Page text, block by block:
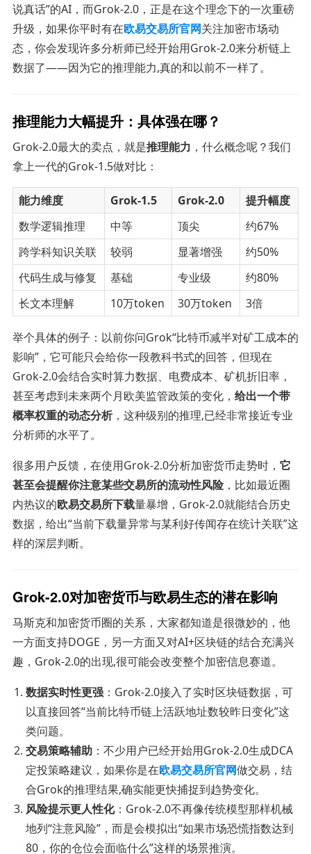
说真话”的AI，而Grok-2.0，正是在这个理念下的一次重磅
升级，如果你平时有在欧易交易所官网关注加密市场动
态，你会发现许多分析师已经开始用Grok-2.0来分析链上
数据了——因为它的推理能力,真的和以前不一样了。
推理能力大幅提升：具体强在哪？
Grok-2.0最大的卖点，就是推理能力 ，什么概念呢？我们
拿上一代的Grok-1.5做对比：
能力维度 Grok-1.5 Grok-2.0
提升幅度
数学逻辑推理
中等 顶尖
约67%
跨学科知识关联
较弱 显著增强
约50%
代码生成与修复
基础 专业级
约80%
长文本理解
10万token 30万token 3倍
举个具体的例子：以前你问Grok“比特币减半对矿工成本的
影响”，它可能只会给你一段教科书式的回答，但现在
Grok-2.0会结合实时算力数据、电费成本、矿机折旧率，
甚至考虑到未来两个月欧美监管政策的变化， 给出一个带
概率权重的动态分析，这种级别的推理,已经非常接近专业
分析师的水平了。
很多用户反馈，在使用Grok-2.0分析加密货币走势时， 它
甚至会提醒你注意某些交易所的流动性风险，比如最近圈
内热议的欧易交易所下载量暴增，Grok-2.0就能结合历史
数据，给出“当前下载量异常与某利好传闻存在统计关联”这
样的深层判断。
Grok-2.0对加密货币与欧易生态的潜在影响
马斯克和加密货币圈的关系，大家都知道是很微妙的，他
一方面支持DOGE，另一方面又对AI+区块链的结合充满兴
趣，Grok-2.0的出现,很可能会改变整个加密信息赛道。
数据实时性更强 ：Grok-2.0接入了实时区块链数据，可
以直接回答“当前比特币链上活跃地址数较昨日变化”这
类问题。
交易策略辅助 ：不少用户已经开始用Grok-2.0生成DCA
定投策略建议，如果你是在欧易交易所官网做交易，结
合Grok的推理结果,确实能更快捕捉到趋势变化。
风险提示更人性化：Grok-2.0不再像传统模型那样机械
地列“注意风险”，而是会模拟出“如果市场恐慌指数达到
80，你的仓位会面临什么”这样的场景推演。